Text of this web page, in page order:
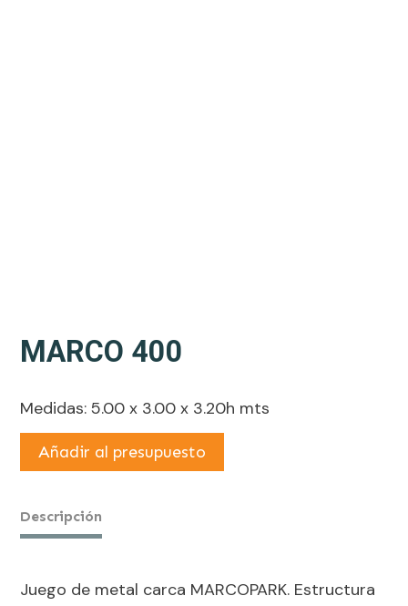
MARCO 400
Medidas: 5.00 x 3.00 x 3.20h mts
Añadir al presupuesto
Descripción
Juego de metal carca MARCOPARK. Estructura